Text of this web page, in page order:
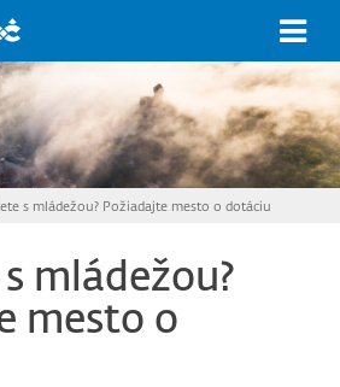
s mládežou? Požiadajte mesto o dotáciu
mládežou?
mesto o